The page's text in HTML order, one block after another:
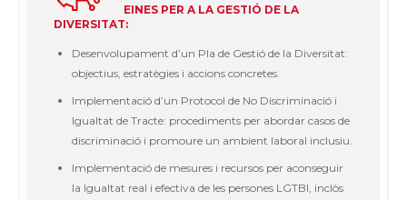
EINES PER A LA GESTIÓ DE LA
DIVERSITAT:
Desenvolupament d’un Pla de Gestió de la Diversitat:
objectius, estratègies i accions concretes.
Implementació d’un Protocol de No Discriminació i
Igualtat de Tracte: procediments per abordar casos de
discriminació i promoure un ambient laboral inclusiu.
Implementació de mesures i recursos per aconseguir
la Igualtat real i efectiva de les persones LGTBI, inclòs